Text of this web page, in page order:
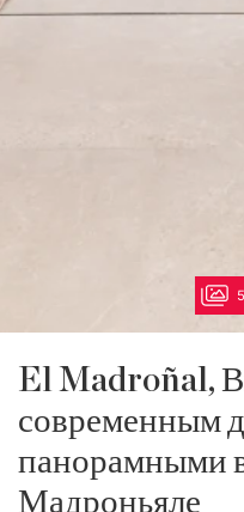
El Madroñal,
современным
панорамными
Мадроньяле